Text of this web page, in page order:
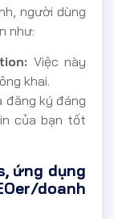
người dùng
như:
Việc này
khai.
đăng ký đáng
của bạn tốt
ứng dụng
doanh